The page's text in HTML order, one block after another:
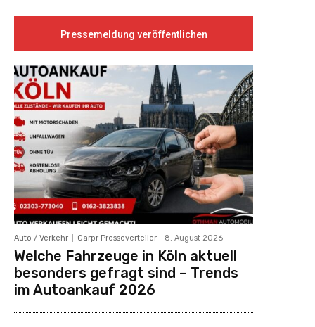
Pressemeldung veröffentlichen
Auto / Verkehr Carpr Presseverteiler - 8. August 2026
Welche Fahrzeuge in Köln aktuell
besonders gefragt sind – Trends
im Autoankauf 2026